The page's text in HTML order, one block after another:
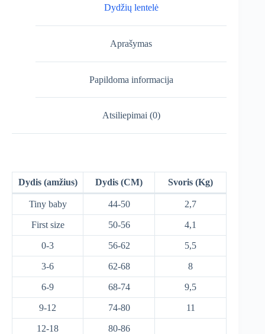
Dydžių lentelė
Aprašymas
Papildoma informacija
Atsiliepimai (0)
Dydis (amžius) Dydis (CM) Svoris (Kg)
Tiny baby 44-50 2,7
First size 50-56 4,1
0-3 56-62 5,5
3-6 62-68 8
6-9 68-74 9,5
9-12 74-80 11
12-18 80-86